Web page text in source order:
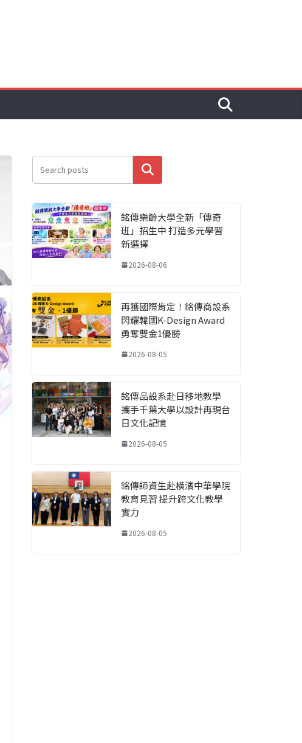
搜尋
銘傳樂齡大學全新「傳奇
班」招生中 打造多元學習
新選擇
2026-08-06
再獲國際肯定！銘傳商設系
閃耀韓國K-Design Award
勇奪雙金1優勝
2026-08-05
銘傳品設系赴日移地教學
攜手千葉大學以設計再現台
日文化記憶
2026-08-05
銘傳師資生赴橫濱中華學院
教育見習 提升跨文化教學
實力
2026-08-05